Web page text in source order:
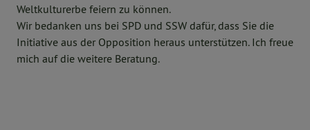
Weltkulturerbe feiern zu können.
Wir bedanken uns bei SPD und SSW dafür, dass Sie die
Initiative aus der Opposition heraus unterstützen. Ich freue
mich auf die weitere Beratung.